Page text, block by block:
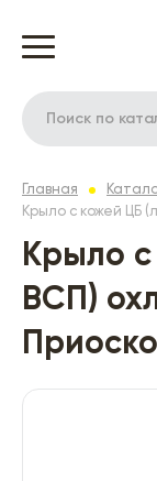
Главная
Крыло с кожей ЦБ
Крыло
ВСП)